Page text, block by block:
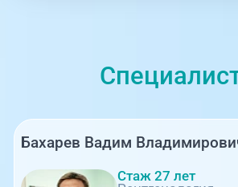
Бахарев Вадим
Стаж 27 лет